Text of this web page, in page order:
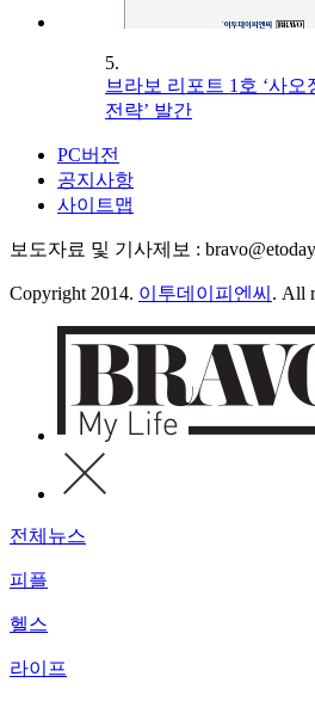
5.
브라보 리포트 1호 ‘사오
전략’ 발간
PC버전
공지사항
사이트맵
보도자료 및 기사제보 :
Copyright 2014. 이투데이피엔씨 . All
전체뉴스
피플
헬스
라이프